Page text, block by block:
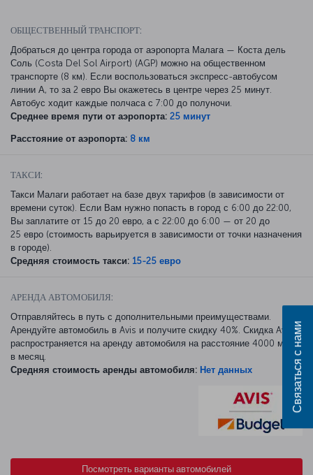
ОБЩЕСТВЕННЫЙ ТРАНСПОРТ:
Добраться до центра города от аэропорта Малага — Коста дель
Соль (Costa Del Sol Airport) (AGP) можно на общественном
транспорте (8 км). Если воспользоваться экспресс-автобусом
линии А, то за 2 евро Вы окажетесь в центре через 25 минут.
Автобус ходит каждые полчаса с 7:00 до полуночи.
Среднее время пути от аэропорта: 25 минут
Расстояние от аэропорта: 8 км
ТАКСИ:
Такси Малаги работает на базе двух тарифов (в зависимости от
времени суток). Если Вам нужно попасть в город с 6:00 до 22:00,
Вы заплатите от 15 до 20 евро, а с 22:00 до 6:00 — от 20 до
25 евро (стоимость варьируется в зависимости от точки назначения
в городе).
Средняя стоимость такси: 15-25 евро
АРЕНДА АВТОМОБИЛЯ:
Отправляйтесь в путь с дополнительными преимуществами.
Арендуйте автомобиль в Avis и получите скидку 40%. Скидка Avis
распространяется на аренду автомобиля на расстояние 4000 миль
в месяц.
Средняя стоимость аренды автомобиля: Нет данных
Посмотреть варианты автомобилей
Связаться с нами